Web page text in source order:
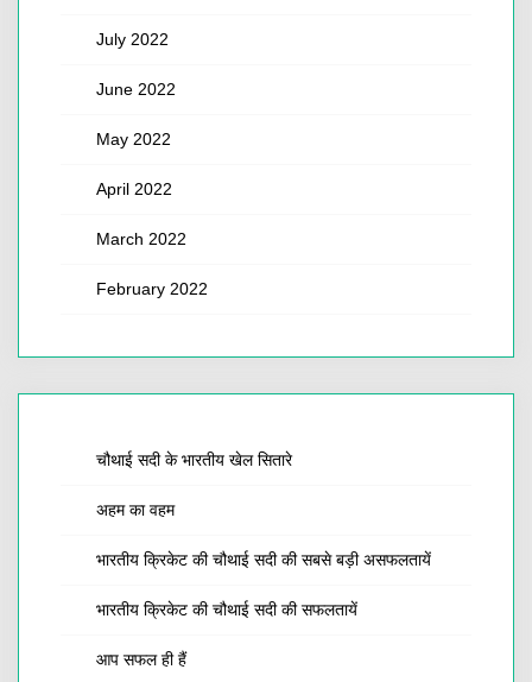
July 2022
June 2022
May 2022
April 2022
March 2022
February 2022
चौथाई सदी के भारतीय खेल सितारे
अहम का वहम
भारतीय क्रिकेट की चौथाई सदी की सबसे बड़ी असफलतायें
भारतीय क्रिकेट की चौथाई सदी की सफलतायें
आप सफल ही हैं